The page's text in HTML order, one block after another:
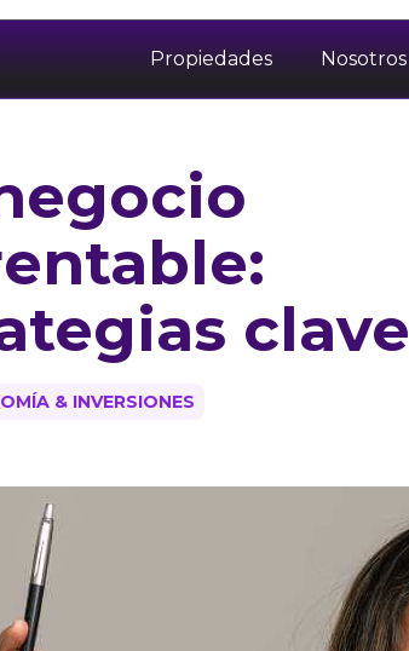
clave
& INVERSIONES
Propiedades Nosotros